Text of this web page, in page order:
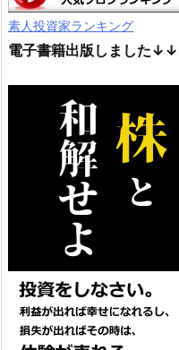
素人投資家ランキング
電子書籍出版しました↓↓